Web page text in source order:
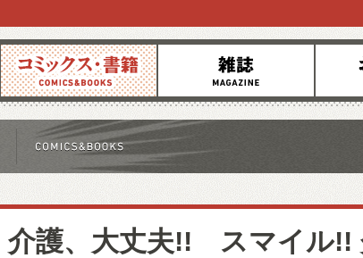
コミックス 雑誌 お知らせ
介護、大丈夫!! スマイル!!